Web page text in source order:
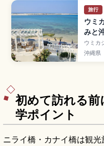
旅行
ウミ
みと
ウミカ
白壁が
車で約
沖縄県
初めて訪れる
学ポイント
ニライ橋・カナイ橋は観